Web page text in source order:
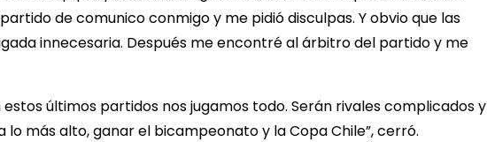
de comunico conmigo y me pidió disculpas. Y obvio que las
innecesaria. Después me encontré al árbitro del partido y me
últimos partidos nos jugamos todo. Serán rivales complicados y
más alto, ganar el bicampeonato y la Copa Chile”, cerró.